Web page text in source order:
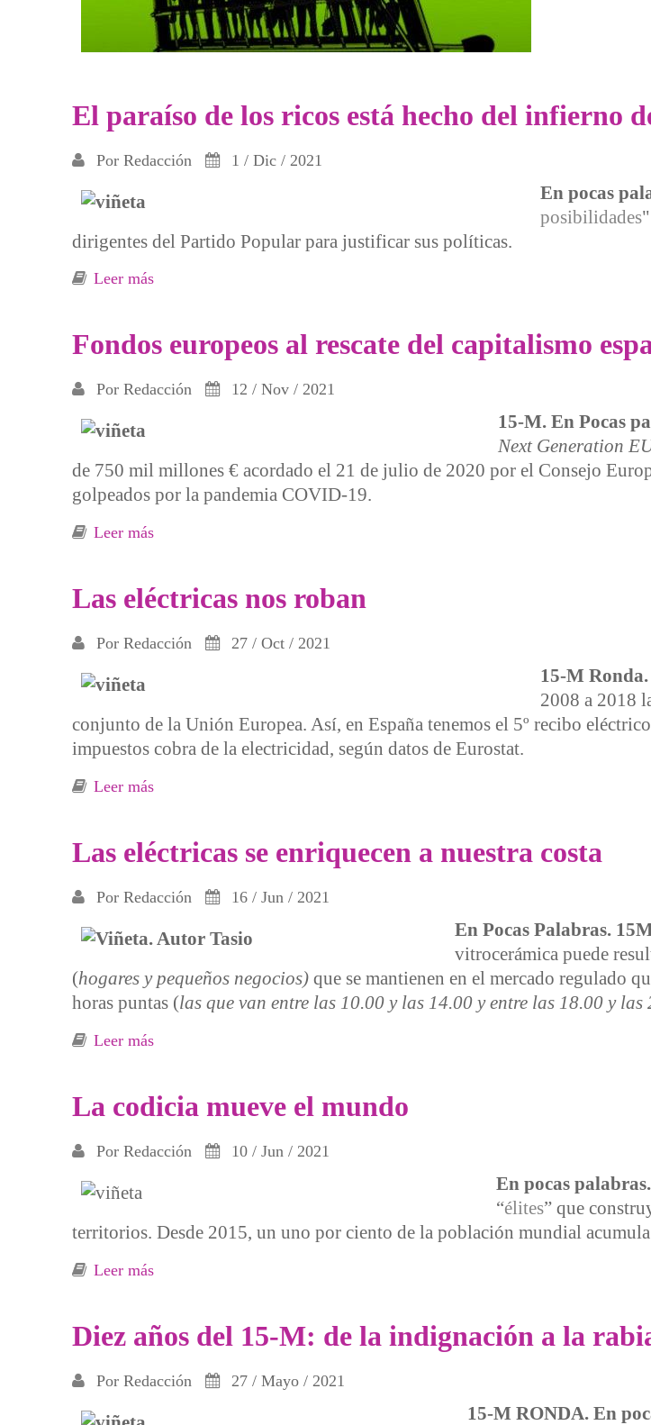
El paraíso de los ricos está hecho del infierno
Por Redacción 1 / Dic / 2021
En pocas
posibilidades
dirigentes del Partido Popular para justificar sus políticas.
Leer más
Fondos europeos al rescate del capitalismo
Por Redacción 12 / Nov / 2021
15-M. En Pocas
Next Generation
de 750 mil millones € acordado el 21 de julio de 2020 por el Consejo
golpeados por la pandemia COVID-19.
Leer más
Las eléctricas nos roban
Por Redacción 27 / Oct / 2021
15-M
2008 a 2018
conjunto de la Unión Europea. Así, en España tenemos el 5º recibo
impuestos cobra de la electricidad, según datos de Eurostat.
Leer más
Las eléctricas se enriquecen a nuestra costa
Por Redacción 16 / Jun / 2021
En Pocas Palabras.
vitrocerámica puede
(hogares y pequeños negocios) que se mantienen en el mercado regulado
horas puntas (las que van entre las 10.00 y las 14.00 y entre las 18.00 y las
Leer más
La codicia mueve el mundo
Por Redacción 10 / Jun / 2021
En pocas
“élites” que
territorios. Desde 2015, un uno por ciento de la población mundial
Leer más
Diez años del 15-M: de la indignación a la
Por Redacción 27 / Mayo / 2021
15-M RONDA. En